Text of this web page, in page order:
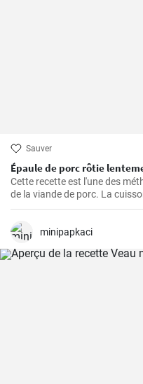
Sauver
Épaule de porc rôtie
Cette recette est l'une des
de la viande de porc. La
possibilité de devenir tendre
avec de la sauce, de la purée
d'autres épices à la marinade
minipapkaci